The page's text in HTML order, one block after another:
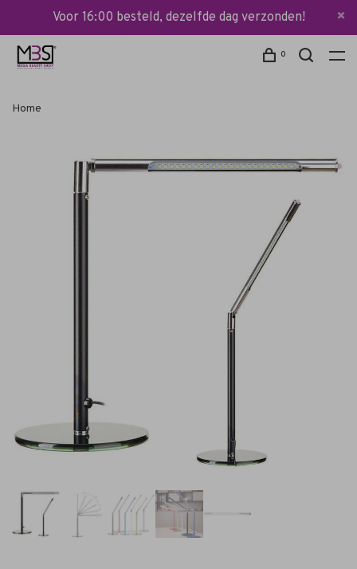
Voor 16:00 besteld, dezelfde dag verzonden!
0
Home